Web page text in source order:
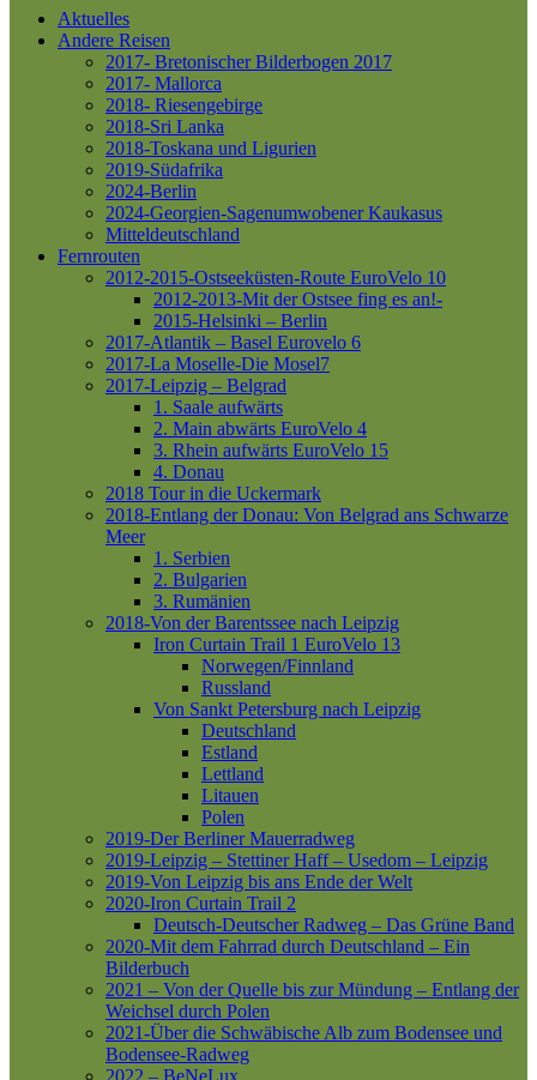
Aktuelles
Andere Reisen
2017- Bretonischer Bilderbogen 2017
2017- Mallorca
2018- Riesengebirge
2018-Sri Lanka
2018-Toskana und Ligurien
2019-Südafrika
2024-Berlin
2024-Georgien-Sagenumwobener Kaukasus
Mitteldeutschland
Fernrouten
2012-2015-Ostseeküsten-Route EuroVelo 10
2012-2013-Mit der Ostsee fing es an!-
2015-Helsinki – Berlin
2017-Atlantik – Basel Eurovelo 6
2017-La Moselle-Die Mosel7
2017-Leipzig – Belgrad
1. Saale aufwärts
2. Main abwärts EuroVelo 4
3. Rhein aufwärts EuroVelo 15
4. Donau
2018 Tour in die Uckermark
2018-Entlang der Donau: Von Belgrad ans Schwarze
Meer
1. Serbien
2. Bulgarien
3. Rumänien
2018-Von der Barentssee nach Leipzig
Iron Curtain Trail 1 EuroVelo 13
Norwegen/Finnland
Russland
Von Sankt Petersburg nach Leipzig
Deutschland
Estland
Lettland
Litauen
Polen
2019-Der Berliner Mauerradweg
2019-Leipzig – Stettiner Haff – Usedom – Leipzig
2019-Von Leipzig bis ans Ende der Welt
2020-Iron Curtain Trail 2
Deutsch-Deutscher Radweg – Das Grüne Band
2020-Mit dem Fahrrad durch Deutschland – Ein
Bilderbuch
2021 – Von der Quelle bis zur Mündung – Entlang der
Weichsel durch Polen
2021-Über die Schwäbische Alb zum Bodensee und
Bodensee-Radweg
2022 – BeNeLux